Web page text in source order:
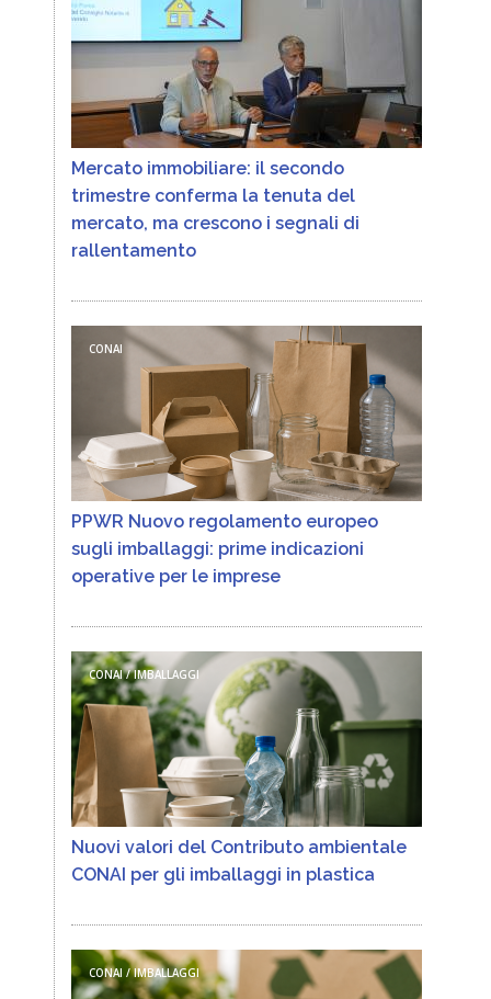
Mercato immobiliare: il secondo
trimestre conferma la tenuta del
mercato, ma crescono i segnali di
rallentamento
CONAI
PPWR Nuovo regolamento europeo
sugli imballaggi: prime indicazioni
operative per le imprese
CONAI / IMBALLAGGI
Nuovi valori del Contributo ambientale
CONAI per gli imballaggi in plastica
CONAI / IMBALLAGGI